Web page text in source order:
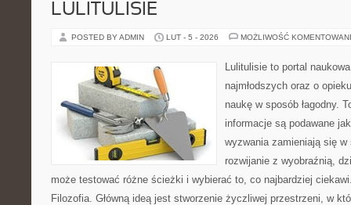
LULITULISIE
POSTED BY ADMIN LUT - 5 - 2026 MOŻLIWOŚĆ
Lulitulisie to portal
najmłodszych oraz o
naukę w sposób łagodny.
informacje są podawane
wyzwania zamieniają się
rozwijanie z wyobraźnią,
może testować różne ścieżki i wybierać to, co najbardziej
Filozofia. Główną ideą jest stworzenie życzliwej przestrzeni, w